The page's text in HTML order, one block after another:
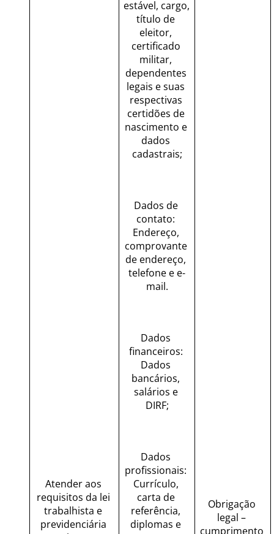
Atender aos
requisitos da lei
trabalhista e
previdenciária
estável, cargo,
título de
eleitor,
certificado
militar,
dependentes
legais e suas
respectivas
certidões de
nascimento e
dados
cadastrais;
Dados de
contato:
Endereço,
comprovante
de endereço,
telefone e e-
mail.
Dados
financeiros:
Dados
bancários,
salários e
DIRF;
Dados
profissionais:
Currículo,
carta de
referência,
diplomas e
Obrigação
legal –
cumprimento